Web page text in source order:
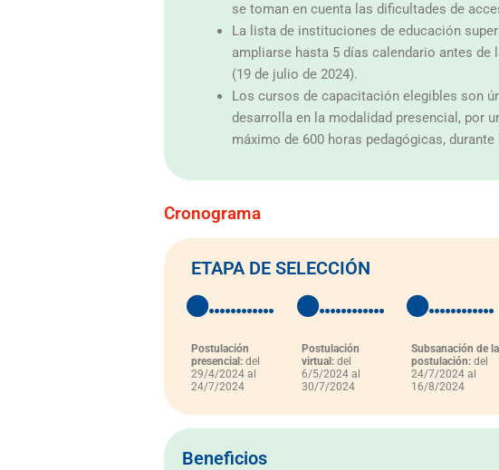
se toman en cuenta las dificultades de
La lista de instituciones de educación
ampliarse hasta 5 días calendario antes
(19 de julio de 2024).
Los cursos de capacitación elegibles son
desarrolla en la modalidad presencial, por
máximo de 600 horas pedagógicas,
Cronograma
ETAPA DE SELECCIÓN
Postulación
presencial: del
29/4/2024 al
24/7/2024
Postulación
virtual:del
6/5/2024 al
30/7/2024
Subsanación de la
postulación: del
24/7/2024 al
16/8/2024
Beneficios